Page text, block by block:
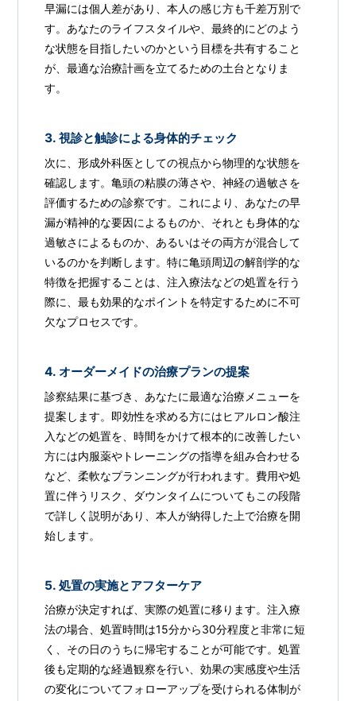
早漏には個人差があり、本人の感じ方も千差万別で
す。あなたのライフスタイルや、最終的にどのよう
な状態を目指したいのかという目標を共有すること
が、最適な治療計画を立てるための土台となりま
す。
3. 視診と触診による身体的チェック
次に、形成外科医としての視点から物理的な状態を
確認します。亀頭の粘膜の薄さや、神経の過敏さを
評価するための診察です。これにより、あなたの早
漏が精神的な要因によるものか、それとも身体的な
過敏さによるものか、あるいはその両方が混合して
いるのかを判断します。特に亀頭周辺の解剖学的な
特徴を把握することは、注入療法などの処置を行う
際に、最も効果的なポイントを特定するために不可
欠なプロセスです。
4. オーダーメイドの治療プランの提案
診察結果に基づき、あなたに最適な治療メニューを
提案します。即効性を求める方にはヒアルロン酸注
入などの処置を、時間をかけて根本的に改善したい
方には内服薬やトレーニングの指導を組み合わせる
など、柔軟なプランニングが行われます。費用や処
置に伴うリスク、ダウンタイムについてもこの段階
で詳しく説明があり、本人が納得した上で治療を開
始します。
5. 処置の実施とアフターケア
治療が決定すれば、実際の処置に移ります。注入療
法の場合、処置時間は15分から30分程度と非常に短
く、その日のうちに帰宅することが可能です。処置
後も定期的な経過観察を行い、効果の実感度や生活
の変化についてフォローアップを受けられる体制が